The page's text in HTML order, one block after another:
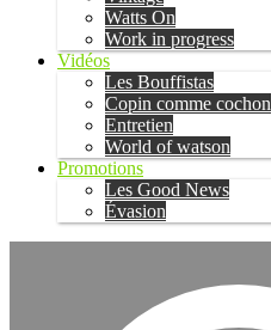
Watts On
Work in progress
Vidéos
Les Bouffistas
Copin comme cochon
Entretien
World of watson
Promotions
Les Good News
Évasion